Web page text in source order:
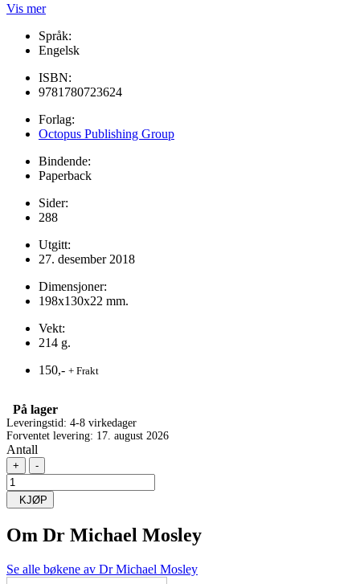
Vis mer
Språk:
Engelsk
ISBN:
9781780723624
Forlag:
Octopus Publishing Group
Bindende:
Paperback
Sider:
288
Utgitt:
27. desember 2018
Dimensjoner:
198x130x22 mm.
Vekt:
214 g.
150,- + Frakt
På lager
Leveringstid: 4-8 virkedager
Forventet levering: 17. august 2026
Antall
+ -
KJØP
Om Dr Michael Mosley
Se alle bøkene av Dr Michael Mosley